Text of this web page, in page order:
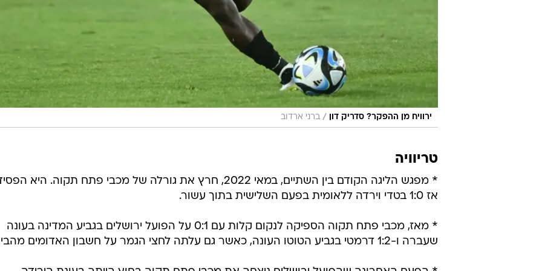
ירוויח מן ההפקר? סדריק דון / ברני ארדוב
טריוויה
* מפגש הליגה הקודם בין השתיים, במאי 2022, חרץ את גורלה של מכבי פתח תקוה. היא
אז 1:0 בטדי וירדה ללאומית בפעם השלישית בתוך עשור.
* מאז, מכבי פתח תקוה הספיקה לנקום קלות עם 0:1 על הפועל ירושלים בגביע המדינה בעונה
שעברה ו-1:2 דרמטי בגביע הטוטו העונה, כאשר גם עלתה לחצי הגמר על חשבון האדומים מהבירה.